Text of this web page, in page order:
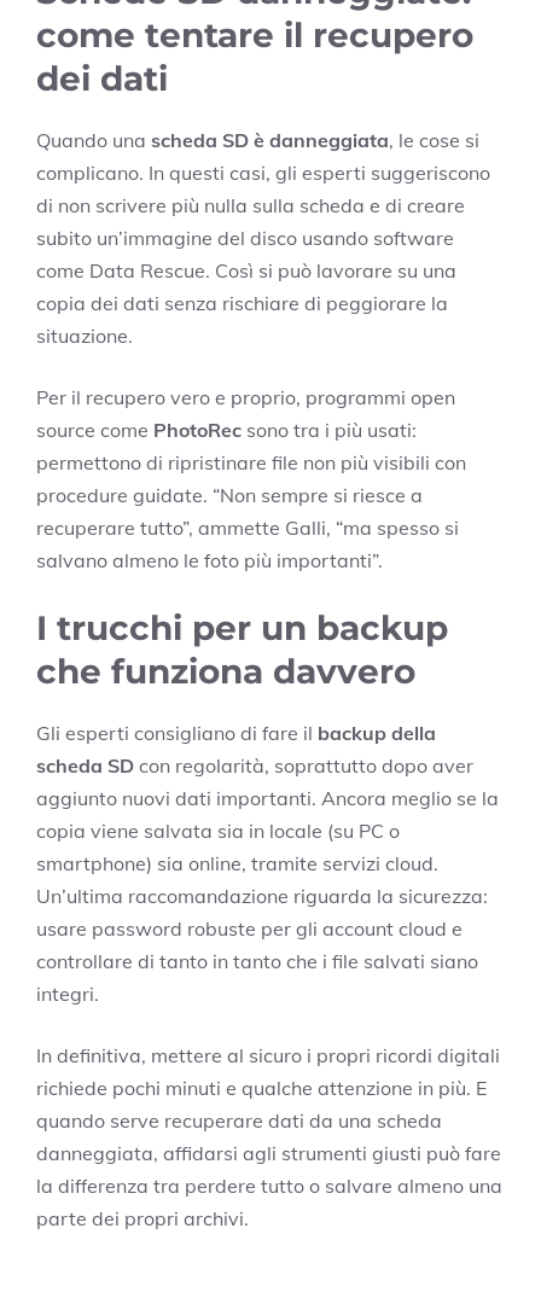
come tentare il recupero
dei dati
Quando una scheda SD è danneggiata, le cose si
complicano. In questi casi, gli esperti suggeriscono
di non scrivere più nulla sulla scheda e di creare
subito un’immagine del disco usando software
come Data Rescue. Così si può lavorare su una
copia dei dati senza rischiare di peggiorare la
situazione.
Per il recupero vero e proprio, programmi open
source come PhotoRec sono tra i più usati:
permettono di ripristinare file non più visibili con
procedure guidate. “Non sempre si riesce a
recuperare tutto”, ammette Galli, “ma spesso si
salvano almeno le foto più importanti”.
I trucchi per un backup
che funziona davvero
Gli esperti consigliano di fare il backup della
scheda SD con regolarità, soprattutto dopo aver
aggiunto nuovi dati importanti. Ancora meglio se la
copia viene salvata sia in locale (su PC o
smartphone) sia online, tramite servizi cloud.
Un’ultima raccomandazione riguarda la sicurezza:
usare password robuste per gli account cloud e
controllare di tanto in tanto che i file salvati siano
integri.
In definitiva, mettere al sicuro i propri ricordi digitali
richiede pochi minuti e qualche attenzione in più. E
quando serve recuperare dati da una scheda
danneggiata, affidarsi agli strumenti giusti può fare
la differenza tra perdere tutto o salvare almeno una
parte dei propri archivi.